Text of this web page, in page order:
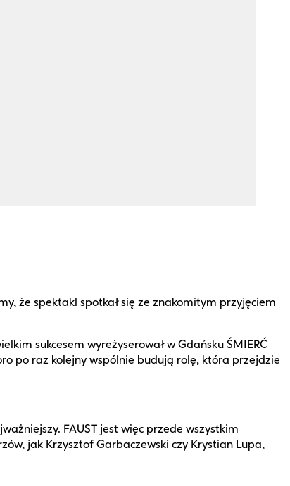
że spektakl spotkał się ze znakomitym przyjęciem
sukcesem wyreżyserował w Gdańsku ŚMIERĆ
po raz kolejny wspólnie budują rolę, która przejdzie
FAUST jest więc przede wszystkim
jak Krzysztof Garbaczewski czy Krystian Lupa,